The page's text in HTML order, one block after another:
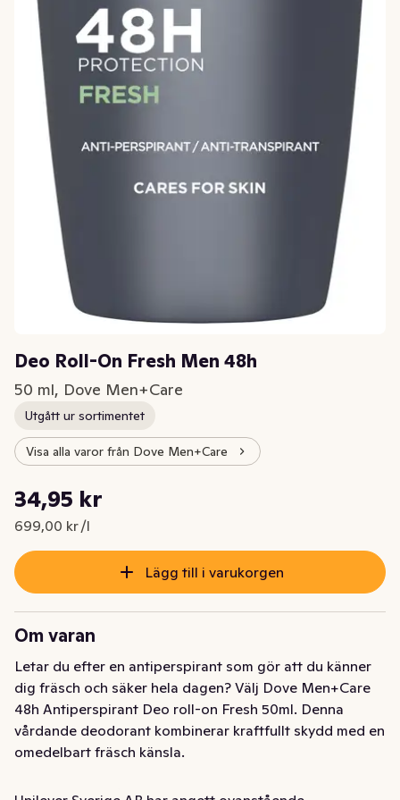
Deo Roll-On Fresh Men 48h
50 ml, Dove Men+Care
Utgått ur sortimentet
Visa alla varor från Dove Men+Care
Nuvarande pris är: 34,95 kr
34,95 kr
699,00 kr /l
Styckpris: 699,00 kr /l
Lägg till i varukorgen
Om varan
Letar du efter en antiperspirant som gör att du känner
dig fräsch och säker hela dagen? Välj Dove Men+Care
48h Antiperspirant Deo roll-on Fresh 50ml. Denna
vårdande deodorant kombinerar kraftfullt skydd med en
omedelbart fräsch känsla.
Formulan innehåller kraftfulla antiperspiranta